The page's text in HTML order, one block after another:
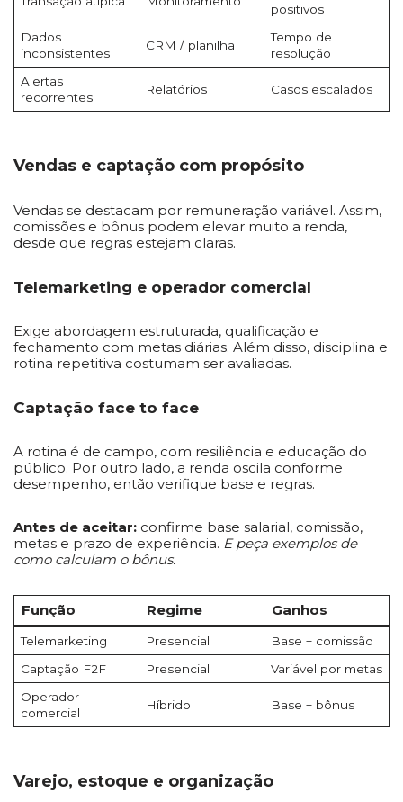
positivos
Dados
inconsistentes
CRM / planilha
Tempo de
resolução
Alertas
recorrentes
Relatórios Casos escalados
Vendas e captação com propósito
Vendas se destacam por remuneração variável. Assim,
comissões e bônus podem elevar muito a renda,
desde que regras estejam claras.
Telemarketing e operador comercial
Exige abordagem estruturada, qualificação e
fechamento com metas diárias. Além disso, disciplina e
rotina repetitiva costumam ser avaliadas.
Captação face to face
A rotina é de campo, com resiliência e educação do
público. Por outro lado, a renda oscila conforme
desempenho, então verifique base e regras.
Antes de aceitar: confirme base salarial, comissão,
metas e prazo de experiência. E peça exemplos de
como calculam o bônus.
Função Regime Ganhos
Telemarketing Presencial
Base + comissão
Captação F2F
Presencial
Variável por metas
Operador
comercial
Híbrido Base + bônus
Varejo, estoque e organização